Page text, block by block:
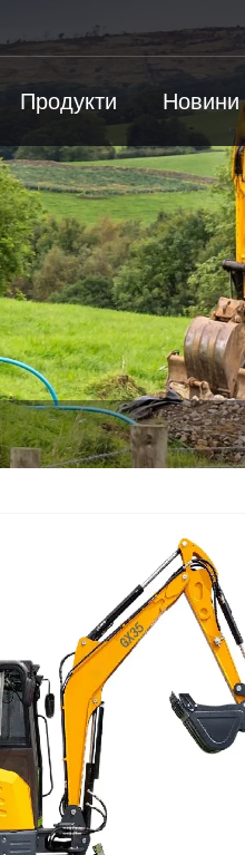
Продукти Новини